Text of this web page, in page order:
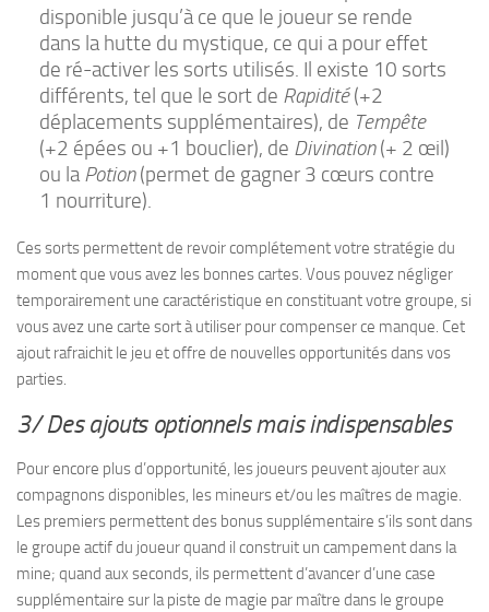
disponible jusqu’à ce que le joueur se rende
dans la hutte du mystique, ce qui a pour effet
de ré-activer les sorts utilisés. Il existe 10 sorts
différents, tel que le sort de Rapidité(+2
déplacements supplémentaires), de Tempête
(+2 épées ou +1 bouclier), de Divination(+ 2 œil)
ou laPotion(permet de gagner 3 cœurs contre
1 nourriture).
Ces sorts permettent de revoir complétement votre stratégie du
moment que vous avez les bonnes cartes. Vous pouvez négliger
temporairement une caractéristique en constituant votre groupe, si
vous avez une carte sort à utiliser pour compenser ce manque. Cet
ajout rafraichit le jeu et offre de nouvelles opportunités dans vos
parties.
3/ Des ajouts optionnels mais indispensables
Pour encore plus d’opportunité, les joueurs peuvent ajouter aux
compagnons disponibles, les mineurs et/ou les maîtres de magie.
Les premiers permettent des bonus supplémentaire s’ils sont dans
le groupe actif du joueur quand il construit un campement dans la
mine; quand aux seconds, ils permettent d’avancer d’une case
supplémentaire sur la piste de magie par maître dans le groupe